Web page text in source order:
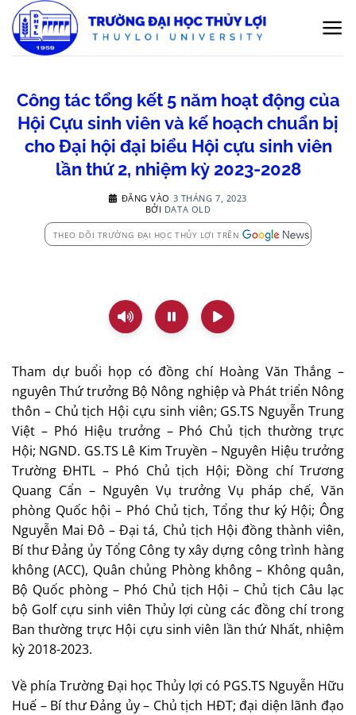
qua
nội
Công tác tổng kết 5 năm hoạt động của
Hội Cựu sinh viên và kế hoạch chuẩn bị
cho Đại hội đại biểu Hội cựu sinh viên
lần thứ 2, nhiệm kỳ 2023-2028
ĐĂNG VÀO 3 THÁNG 7, 2023
BỞI DATA OLD
THEO DÕI TRƯỜNG ĐẠI HỌC THỦY LỢI TRÊN
Tham dự buổi họp có đồng chí Hoàng Văn Thắng –
nguyên Thứ trưởng Bộ Nông nghiệp và Phát triển Nông
thôn – Chủ tịch Hội cựu sinh viên; GS.TS Nguyễn Trung
Việt – Phó Hiệu trưởng – Phó Chủ tịch thường trực
Hội; NGND. GS.TS Lê Kim Truyền – Nguyên Hiệu trưởng
Trường ĐHTL – Phó Chủ tịch Hội; Đồng chí Trương
Quang Cẩn – Nguyên Vụ trưởng Vụ pháp chế, Văn
phòng Quốc hội – Phó Chủ tịch, Tổng thư ký Hội; Ông
Nguyễn Mai Đô – Đại tá, Chủ tịch Hội đồng thành viên,
Bí thư Đảng ủy Tổng Công ty xây dựng công trình hàng
không (ACC), Quân chủng Phòng không – Không quân,
Bộ Quốc phòng – Phó Chủ tịch Hội – Chủ tịch Câu lạc
bộ Golf cựu sinh viên Thủy lợi cùng các đồng chí trong
Ban thường trực Hội cựu sinh viên lần thứ Nhất, nhiệm
kỳ 2018-2023.
Về phía Trường Đại học Thủy lợi có PGS.TS Nguyễn Hữu
Huế – Bí thư Đảng ủy – Chủ tịch HĐT; đại diện lãnh đạo